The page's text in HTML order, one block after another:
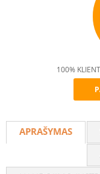
100%
APRAŠYMAS